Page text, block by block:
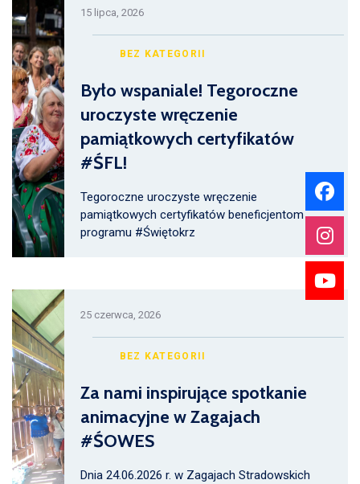
15 lipca, 2026
BEZ KATEGORII
Było wspaniale! Tegoroczne
uroczyste wręczenie
pamiątkowych certyfikatów
#ŚFL!
Tegoroczne uroczyste wręczenie
pamiątkowych certyfikatów beneficjentom
programu #Świętokrz
25 czerwca, 2026
BEZ KATEGORII
Za nami inspirujące spotkanie
animacyjne w Zagajach
#ŚOWES
Dnia 24.06.2026 r. w Zagajach Stradowskich